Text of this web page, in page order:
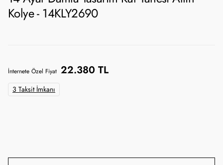
Kolye - 14KLY2690
İnternete Özel Fiyat 22.380 TL
3 Taksit İmkanı